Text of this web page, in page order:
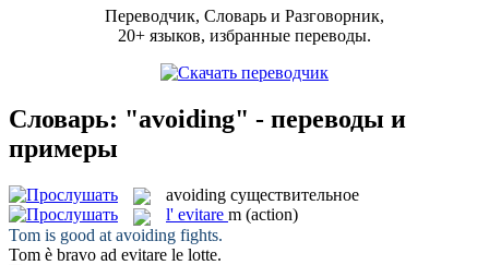
Переводчик, Словарь и Разговорник,
20+ языков, избранные переводы.
Словарь: "avoiding" - переводы и
примеры
avoiding существительное
l' evitare m (action)
Tom is good at avoiding fights.
Tom è bravo ad evitare le lotte.